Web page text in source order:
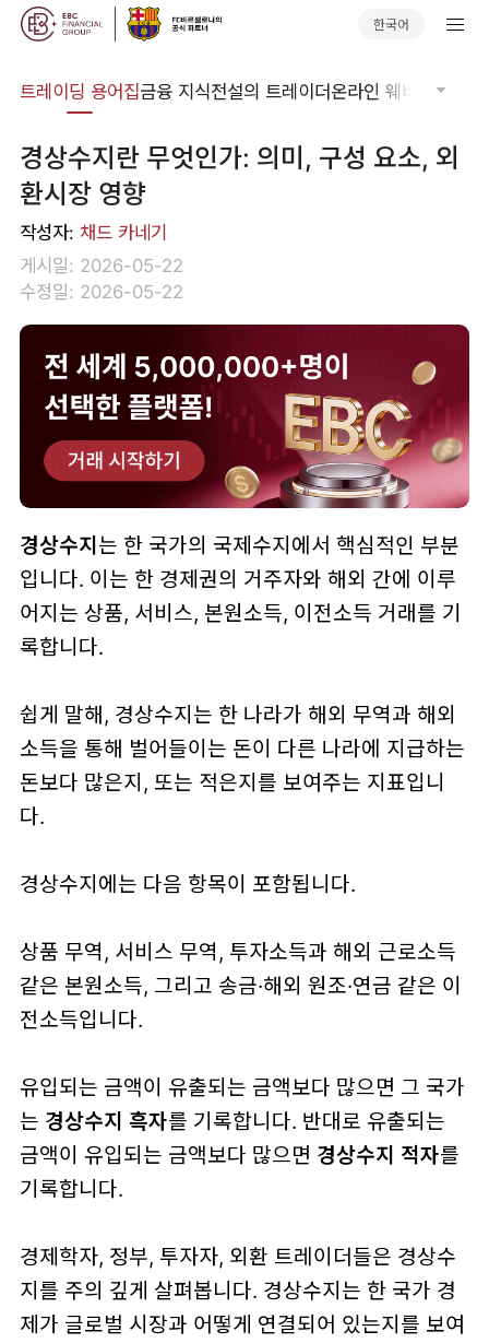
한국어
트레이딩 용어집금융 지식전설의 트레이더온라인 웨비나 글로
경상수지란 무엇인가: 의미, 구성 요소, 외
환시장 영향
작성자: 채드 카네기
게시일: 2026-05-22
수정일: 2026-05-22
경상수지 는 한 국가의 국제수지에서 핵심적인 부분
입니다. 이는 한 경제권의 거주자와 해외 간에 이루
어지는 상품, 서비스, 본원소득, 이전소득 거래를 기
록합니다.
쉽게 말해, 경상수지는 한 나라가 해외 무역과 해외
소득을 통해 벌어들이는 돈이 다른 나라에 지급하는
돈보다 많은지, 또는 적은지를 보여주는 지표입니
다.
경상수지에는 다음 항목이 포함됩니다.
상품 무역, 서비스 무역, 투자소득과 해외 근로소득
같은 본원소득, 그리고 송금·해외 원조·연금 같은 이
전소득입니다.
유입되는 금액이 유출되는 금액보다 많으면 그 국가
는 경상수지 흑자를 기록합니다. 반대로 유출되는
금액이 유입되는 금액보다 많으면 경상수지 적자를
기록합니다.
경제학자, 정부, 투자자, 외환 트레이더들은 경상수
지를 주의 깊게 살펴봅니다. 경상수지는 한 국가 경
제가 글로벌 시장과 어떻게 연결되어 있는지를 보여